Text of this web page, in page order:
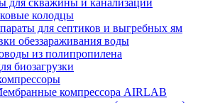
для скважины и канализации
колодцы
для септиков и выгребных ям
обеззараживания воды
из полипропилена
биозагрузки
компрессора AIRLAB